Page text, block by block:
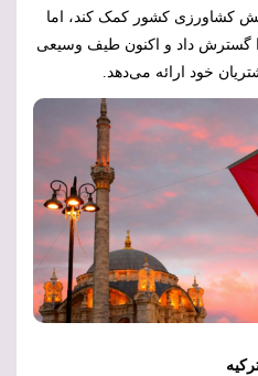
کشاورزی کشور کمک کند، اما
گسترش داد و اکنون طیف وسیعی
خود ارائه می‌دهد.